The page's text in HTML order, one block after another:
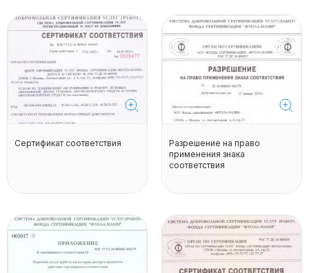
Сертификат соответствия
Разрешение на право
применения знака
соответствия